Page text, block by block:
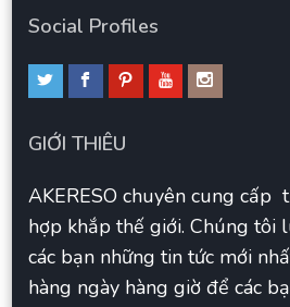
Social Profiles
GIỚI THIÊU
AKERESO chuyên cung cấp
hợp khắp thế giới. Chúng tôi
các bạn những tin tức mới
hàng ngày hàng giờ để các